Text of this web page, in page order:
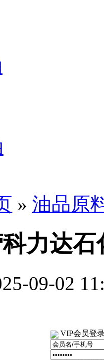
» 油品原
力达
09-02
VIP会员登